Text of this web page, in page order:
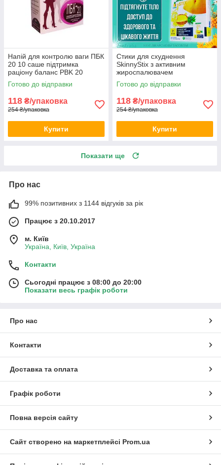
Напій для контролю ваги ПБК
20 10 саше підтримка
раціону баланс PBK 20
щоденний комплекс opt-
D1074
Готово до відправки
118 ₴/упаковка
254 ₴/упаковка
Купити
Стики для схуднення
SkinnyStix з активним
жироспалювачем
натуральними інгредієнтами
та екстрактом фруктів opt-
D1100
Готово до відправки
118 ₴/упаковка
254 ₴/упаковка
Купити
Показати ще
Про нас
99% позитивних з 1144 відгуків за рік
Працює з 20.10.2017
м. Київ
Україна, Київ, Україна
Контакти
Сьогодні працює з 08:00 до 20:00
Показати весь графік роботи
Про нас
Контакти
Доставка та оплата
Графік роботи
Повна версія сайту
Сайт створено на маркетплейсі Prom.ua